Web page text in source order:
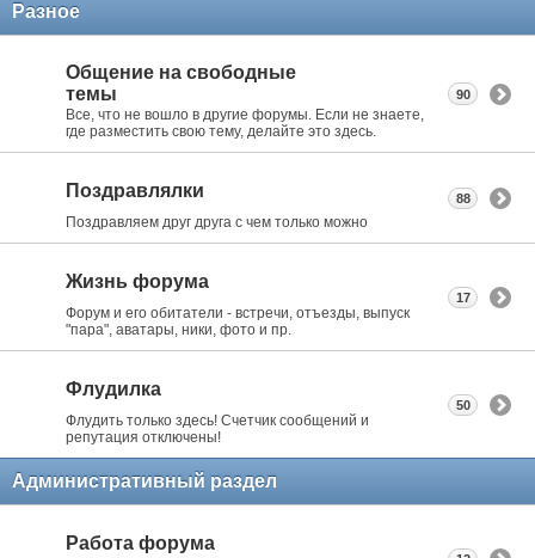
Разное
Общение на свободные
темы
Все, что не вошло в другие форумы. Если не знаете,
где разместить свою тему, делайте это здесь.
90
Поздравлялки
Поздравляем друг друга с чем только можно
88
Жизнь форума
Форум и его обитатели - встречи, отъезды, выпуск
"пара", аватары, ники, фото и пр.
17
Флудилка
Флудить только здесь! Счетчик сообщений и
репутация отключены!
50
Административный раздел
Работа форума